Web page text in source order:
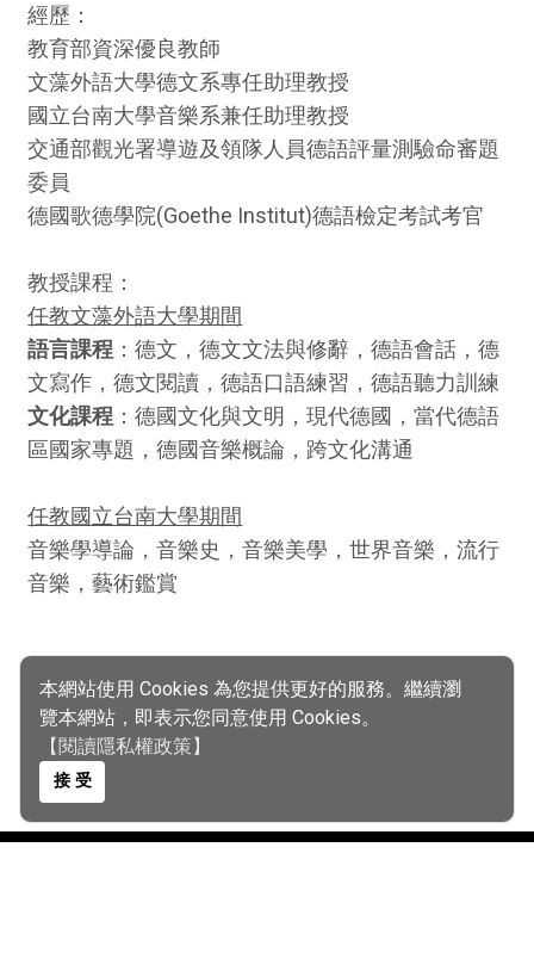
本網站使用 Cookies 為您提供更好的服務。繼續瀏
覽本網站，即表示您同意使用 Cookies。
【閱讀隱私權政策】
接 受
經歷：
教育部資深優良教師
文藻外語大學德文系專任助理教授
國立台南大學音樂系兼任助理教授
交通部觀光署導遊及領隊人員德語評量測驗命審題
委員
德國歌德學院(Goethe Institut)德語檢定考試考官
教授課程：
任教文藻外語大學期間
語言課程 ：德文，德文文法與修辭，德語會話，德
文寫作，德文閱讀，德語口語練習，德語聽力訓練
文化課程 ：德國文化與文明，現代德國，當代德語
區國家專題，德國音樂概論，跨文化溝通
任教國立台南大學期間
音樂學導論，音樂史，音樂美學，世界音樂，流行
音樂，藝術鑑賞